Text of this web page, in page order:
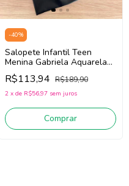
-40%
Salopete Infantil Teen
Menina Gabriela Aquarela
261018 (Preto)
R$113,94 R$189,90
2 x de R$56,97 sem juros
Comprar